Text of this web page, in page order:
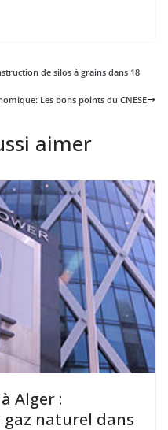
de silos à grains dans 18
Les bons points du CNESE
aimer
Alger :
naturel dans